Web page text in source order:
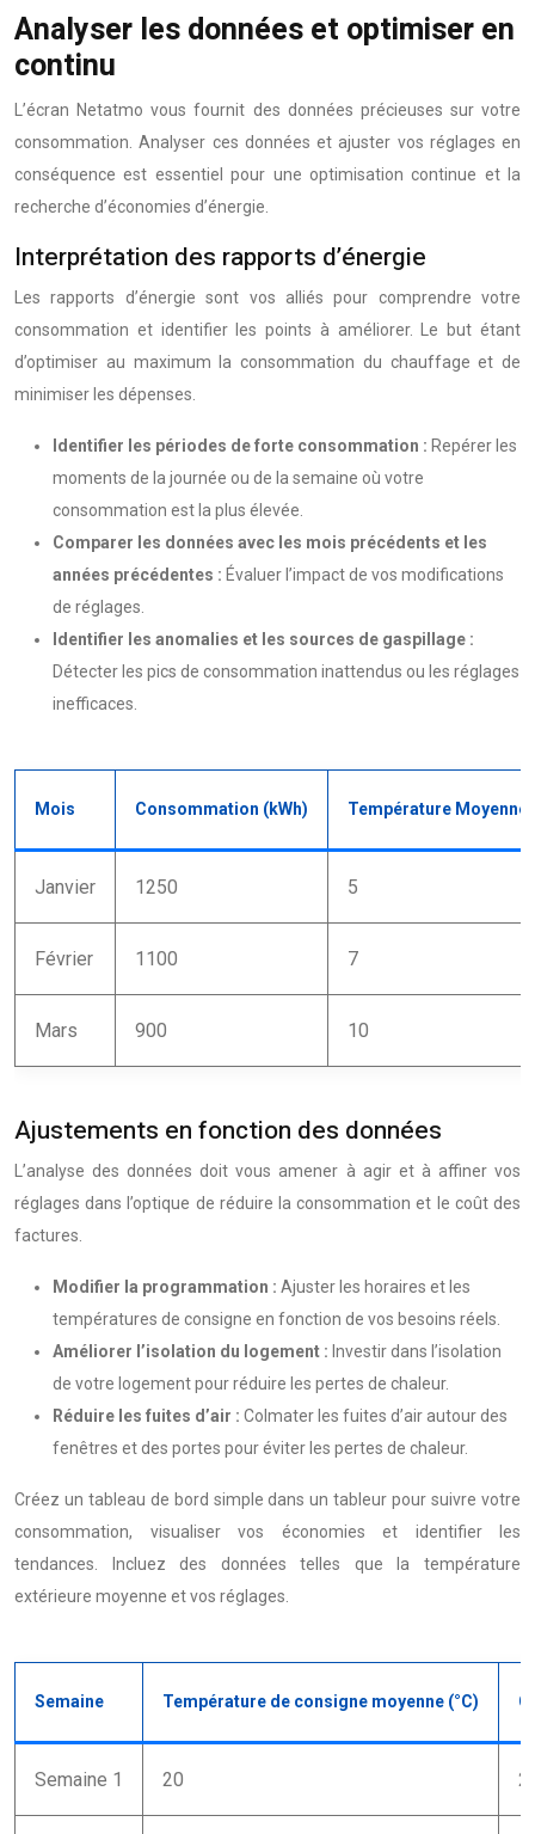
Analyser les données et optimiser en
continu
L’écran Netatmo vous fournit des données précieuses sur votre
consommation. Analyser ces données et ajuster vos réglages en
conséquence est essentiel pour une optimisation continue et la
recherche d’économies d’énergie.
Interprétation des rapports d’énergie
Les rapports d’énergie sont vos alliés pour comprendre votre
consommation et identifier les points à améliorer. Le but étant
d’optimiser au maximum la consommation du chauffage et de
minimiser les dépenses.
Identifier les périodes de forte consommation : Repérer les
moments de la journée ou de la semaine où votre
consommation est la plus élevée.
Comparer les données avec les mois précédents et les
années précédentes : Évaluer l’impact de vos modifications
de réglages.
Identifier les anomalies et les sources de gaspillage :
Détecter les pics de consommation inattendus ou les réglages
inefficaces.
Mois Consommation (kWh) Température Moyenne
Janvier 1250 5
Février 1100 7
Mars 900 10
Ajustements en fonction des données
L’analyse des données doit vous amener à agir et à affiner vos
réglages dans l’optique de réduire la consommation et le coût des
factures.
Modifier la programmation : Ajuster les horaires et les
températures de consigne en fonction de vos besoins réels.
Améliorer l’isolation du logement : Investir dans l’isolation
de votre logement pour réduire les pertes de chaleur.
Réduire les fuites d’air : Colmater les fuites d’air autour des
fenêtres et des portes pour éviter les pertes de chaleur.
Créez un tableau de bord simple dans un tableur pour suivre votre
consommation, visualiser vos économies et identifier les
tendances. Incluez des données telles que la température
extérieure moyenne et vos réglages.
Semaine Température de consigne moyenne (°C)
Semaine 1 20